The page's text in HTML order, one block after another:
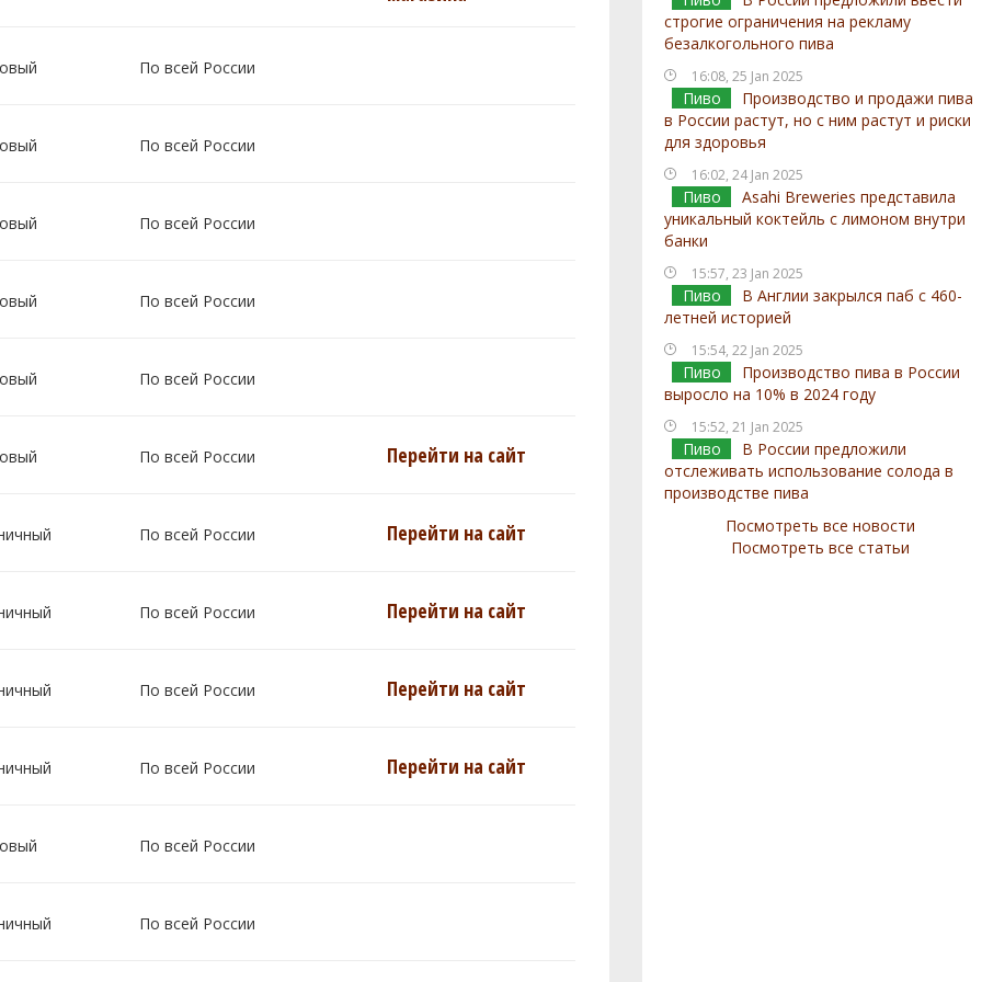
строгие ограничения на рекламу
безалкогольного пива
16:08, 25 Jan 2025
Пиво
Производство и продажи пива
в России растут, но с ним растут и риски
для здоровья
16:02, 24 Jan 2025
Пиво
Asahi Breweries представила
уникальный коктейль с лимоном внутри
банки
15:57, 23 Jan 2025
Пиво
В Англии закрылся паб с 460-
летней историей
15:54, 22 Jan 2025
Пиво
Производство пива в России
выросло на 10% в 2024 году
15:52, 21 Jan 2025
Пиво
В России предложили
отслеживать использование солода в
производстве пива
Посмотреть все новости
Посмотреть все статьи
По всей России
По всей России
По всей России
По всей России
По всей России
По всей России Перейти на сайт
По всей России Перейти на сайт
По всей России Перейти на сайт
По всей России Перейти на сайт
По всей России Перейти на сайт
По всей России
По всей России